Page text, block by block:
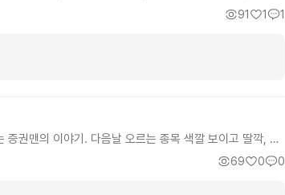
는 글입니다. 현재까지 글을 다읽고 작가님 작품이 궁금해
진하시라고 추천글 써봅니다. 제가 현대판타지 글을 읽을
이 가장 크다고 생각해요. 서인하 작가님과 영완님 글을 좋
은 도파민이 안옵니다. 안와요. 아마도 영포티 분들 대부분
잘 분명하게 잘 잡은게 매력적이게 가는 것 같아요. 특히
와 서술방식의 힘이 좋아요. 다만 2025년 시대적 배경은
뭐 아직까진 봐줄만해요. 과연 이런 퀄리티로 끝까지 이어
하시는 분들에게는 찍먹을 추천드려요. 현재까지 기준입니
91 1 1
권맨의 이야기. 다음날 오르는 종목 색깔 보이고 딸깍, 백
옵션만기 전략 등 주식 판 기술적 소재를 흥미롭게 녹여 이
중심은 그런데 있지 않고 무협지 같은 서사 구조에 있는거
69 0 0